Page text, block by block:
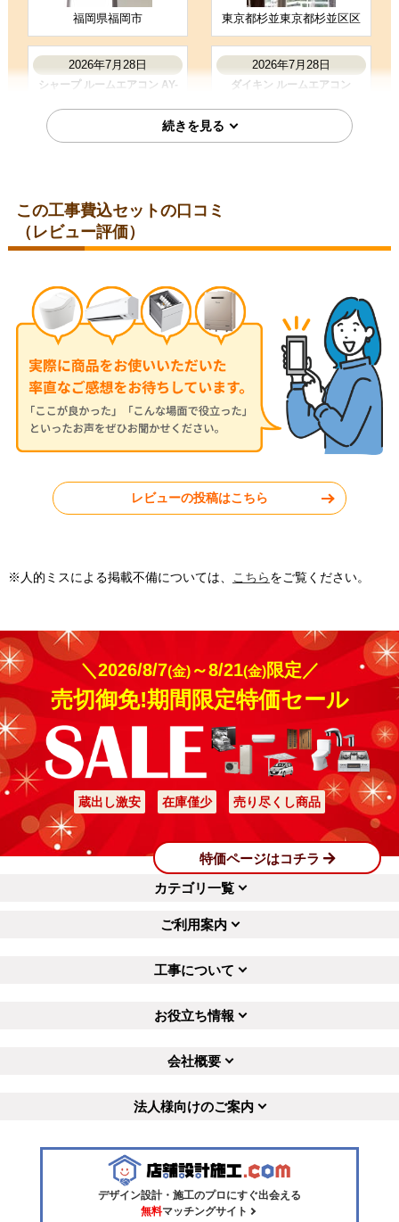
福岡県福岡市 東京都杉並東京都杉並区区
2026年7月28日
シャープ ルームエアコン AY-
埼玉県比企郡
2026年7月28日
ダイキン ルームエアコン
コロナ ルームエアコン RC-
V2826R-W
神奈川県秦野市
三菱 ルームエアコン MSZ-
JXV2526-W
東京都小平市
工事実績をもっと見る
この工事費込セットの口コミ
（レビュー評価）
レビューの投稿はこちら
※人的ミスによる掲載不備については、 こちらをご覧ください。
＼2026/8/7(金)～8/21(金)限定／
売切御免!期間限定特価セール
蔵出し激安 在庫僅少 売り尽くし商品
特価ページはコチラ
カテゴリ一覧
ご利用案内
工事について
お役立ち情報
会社概要
法人様向けのご案内
デザイン設計・施工のプロにすぐ出会える
無料マッチングサイト